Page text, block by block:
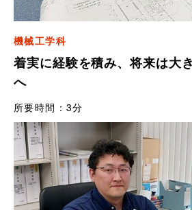
機械工学科
着実に経験を積み、将来は大
へ
所要時間： 3分